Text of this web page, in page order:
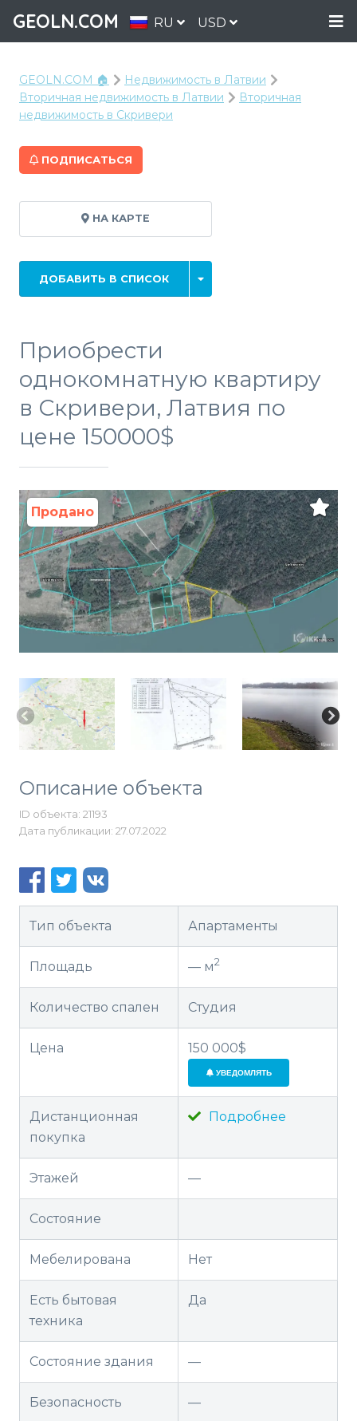
GEOLN.COM RU USD
GEOLN.COM 🏠
Недвижимость в Латвии
Вторичная недвижимость в Латвии
Вторичная
недвижимость в Скривери
ПОДПИСАТЬСЯ
НА КАРТЕ
ДОБАВИТЬ В СПИСОК
Приобрести
однокомнатную квартиру
в Скривери, Латвия по
цене 150000$
Продано
Описание объекта
ID объекта: 21193
Дата публикации: 27.07.2022
Тип объекта Апартаменты
Площадь — м2
Количество спален Студия
Цена 150 000$
УВЕДОМЛЯТЬ
Дистанционная
покупка
Подробнее
Этажей —
Состояние
Мебелирована Нет
Есть бытовая
техника
Да
Состояние здания —
Безопасность —